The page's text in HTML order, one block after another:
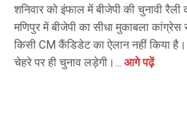
शनिवार को इंफाल में बीजेपी की चुनावी
मणिपुर में बीजेपी का सीधा मुकाबला
किसी CM कैंडिडेट का ऐलान नहीं किया है।
चेहरे पर ही चुनाव लड़ेगी।... आगे पढ़ें